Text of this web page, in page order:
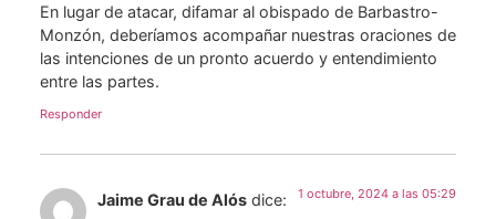
En lugar de atacar, difamar al obispado de Barbastro-
Monzón, deberíamos acompañar nuestras oraciones de
las intenciones de un pronto acuerdo y entendimiento
entre las partes.
Responder
Jaime Grau de Alós dice: 1 octubre, 2024 a las 05:29